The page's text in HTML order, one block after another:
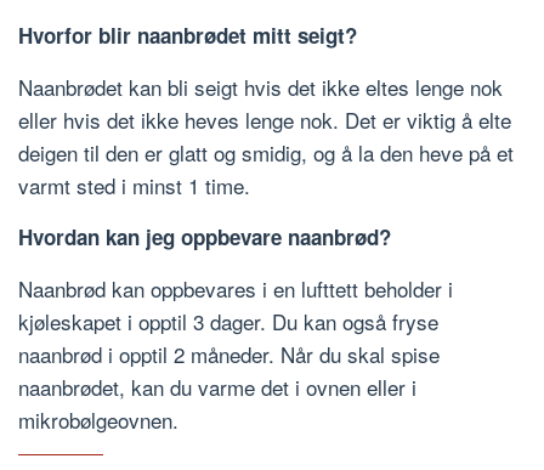
Hvorfor blir naanbrødet mitt seigt?
Naanbrødet kan bli seigt hvis det ikke eltes lenge nok
eller hvis det ikke heves lenge nok. Det er viktig å elte
deigen til den er glatt og smidig, og å la den heve på et
varmt sted i minst 1 time.
Hvordan kan jeg oppbevare naanbrød?
Naanbrød kan oppbevares i en lufttett beholder i
kjøleskapet i opptil 3 dager. Du kan også fryse
naanbrød i opptil 2 måneder. Når du skal spise
naanbrødet, kan du varme det i ovnen eller i
mikrobølgeovnen.